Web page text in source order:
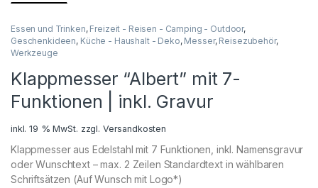
Essen und Trinken, Freizeit - Reisen - Camping - Outdoor,
Geschenkideen, Küche - Haushalt - Deko, Messer, Reisezubehör,
Werkzeuge
Klappmesser “Albert” mit 7-
Funktionen | inkl. Gravur
inkl. 19 % MwSt. zzgl. Versandkosten
Klappmesser aus Edelstahl mit 7 Funktionen, inkl. Namensgravur
oder Wunschtext – max. 2 Zeilen Standardtext in wählbaren
Schriftsätzen (Auf Wunsch mit Logo*)